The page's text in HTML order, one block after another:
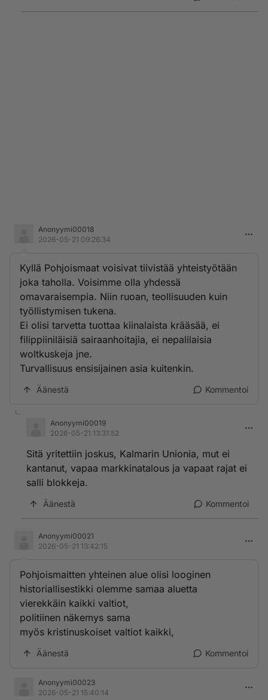
Anonyymi00018
2026-05-21 09:26:34
Kyllä Pohjoismaat voisivat tiivistää yhteistyötään
joka taholla. Voisimme olla yhdessä
omavaraisempia. Niin ruoan, teollisuuden kuin
työllistymisen tukena.
Ei olisi tarvetta tuottaa kiinalaista krääsää, ei
filippiiniläisiä sairaanhoitajia, ei nepalilaisia
woltkuskeja jne.
Turvallisuus ensisijainen asia kuitenkin.
Äänestä Kommentoi
Anonyymi00019
2026-05-21 13:31:52
Sitä yritettiin joskus, Kalmarin Unionia, mut ei
kantanut, vapaa markkinatalous ja vapaat rajat ei
salli blokkeja.
Äänestä Kommentoi
Anonyymi00021
2026-05-21 13:42:15
Pohjoismaitten yhteinen alue olisi looginen
historiallisestikki olemme samaa aluetta
vierekkäin kaikki valtiot,
politiinen näkemys sama
myös kristinuskoiset valtiot kaikki,
Äänestä Kommentoi
Anonyymi00023
2026-05-21 15:40:14